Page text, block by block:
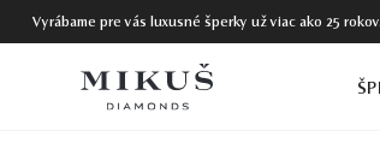
Vyrábame pre vás luxusné šperky už viac ako 25 rokov.